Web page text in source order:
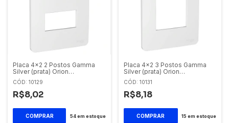
Placa 4x2 2 Postos Gamma
Silver (prata) Orion
S730121274 Schneider Orion
CÓD: 10129
R$8,02
54em estoque
Placa 4x2 3 Postos Gamma
Silver (prata) Orion
S730103274 Schneider Orion
CÓD: 10131
R$8,18
15 em estoque